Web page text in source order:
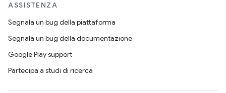
ASSISTENZA
Segnala un bug della piattaforma
Segnala un bug della documentazione
Google Play support
Partecipa a studi di ricerca